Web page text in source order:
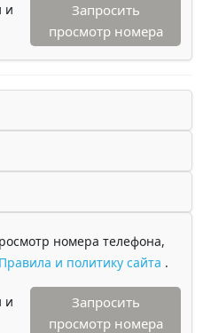
и
Запросить
просмотр номера
номера телефона,
Правила и политику сайта .
и
Запросить
просмотр номера